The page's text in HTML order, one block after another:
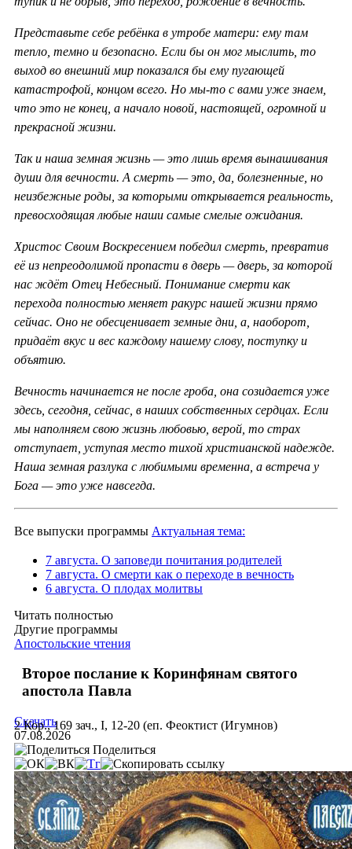
Представьте себе ребёнка в утробе матери: ему там
тепло, темно и безопасно. Если бы он мог мыслить, то
выход во внешний мир показался бы ему пугающей
катастрофой, концом всего. Но мы-то с вами уже знаем,
что это не конец, а начало новой, настоящей, огромной и
прекрасной жизни.
Так и наша земная жизнь — это лишь время вынашивания
души для вечности. А смерть — это, да, болезненные, но
неизбежные роды, за которыми открывается реальность,
превосходящая любые наши самые смелые ожидания.
Христос Своим Воскресением победил смерть, превратив
её из непреодолимой пропасти в дверь — дверь, за которой
нас ждёт Отец Небесный. Понимание смерти как
перехода полностью меняет ракурс нашей жизни прямо
сейчас. Оно не обесценивает земные дни, а, наоборот,
придаёт вкус и вес каждому нашему слову, поступку и
объятию.
Вечность начинается не после гроба, она созидается уже
здесь, сегодня, сейчас, в наших собственных сердцах. Если
мы наполняем свою жизнь любовью, верой, то страх
отступает, уступая место тихой христианской надежде.
Наша земная разлука с любимыми временна, а встреча у
Бога — это уже навсегда.
Все выпуски программы Актуальная тема:
7 августа. О заповеди почитания родителей
7 августа. О смерти как о переходе в вечность
6 августа. О плодах молитвы
Читать полностью
Другие программы
Апостольские чтения
Второе послание к Коринфянам святого
апостола Павла
2 Кор., 169 зач., I, 12-20 (еп. Феоктист (Игумнов)
Скачать
07.08.2026
Поделиться